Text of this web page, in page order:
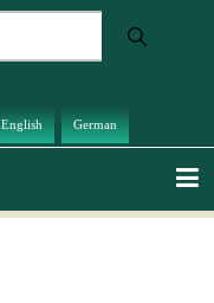
English German